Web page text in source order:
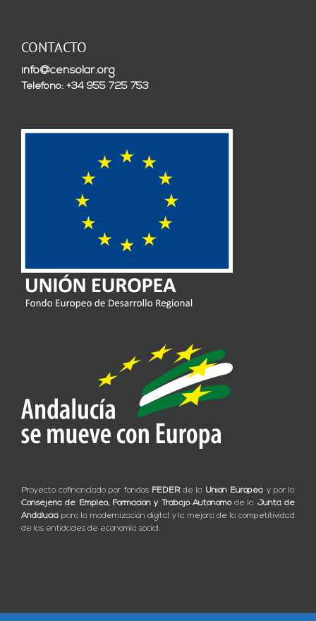
CONTACTO
info@censolar.org
Teléfono: +34 955 725 753
Proyecto cofinanciado por fondos FEDERde la Unión Europea y por la
Consejería de Empleo, Formación y Trabajo Autónomode la Junta de
Andalucía para la modernización digital y la mejora de la competitividad
de las entidades de economía social.